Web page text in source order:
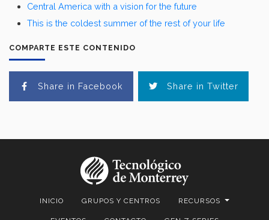
Central America with a vision for the future
This is the coldest summer of the rest of your life
COMPARTE ESTE CONTENIDO
Share in Facebook Share in Twitter
INICIO GRUPOS Y CENTROS RECURSOS